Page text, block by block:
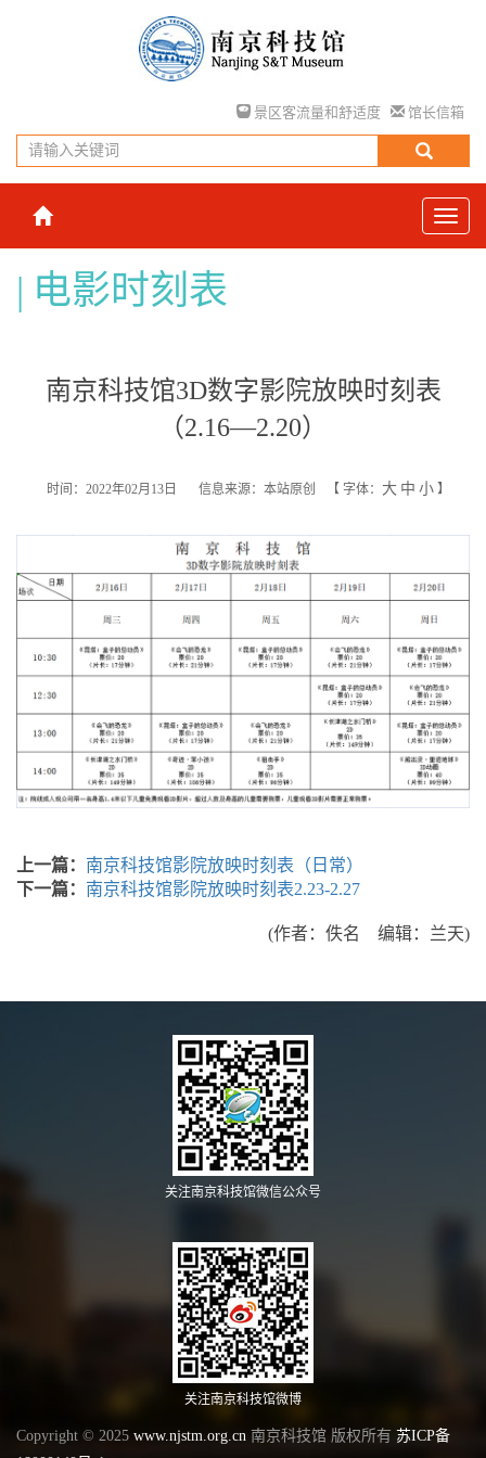
景区客流量和舒适度 馆长信箱
电影时刻表
南京科技馆3D数字影院放映时刻表
（2.16—2.20）
时间：2022年02月13日 信息来源：本站原创 【 字体： 大 中 小 】
上一篇： 南京科技馆影院放映时刻表（日常）
下一篇： 南京科技馆影院放映时刻表2.23-2.27
(作者：佚名 编辑：兰天)
关注南京科技馆微信公众号
关注南京科技馆微博
Copyright © 2025 www.njstm.org.cn 南京科技馆 版权所有 苏ICP备